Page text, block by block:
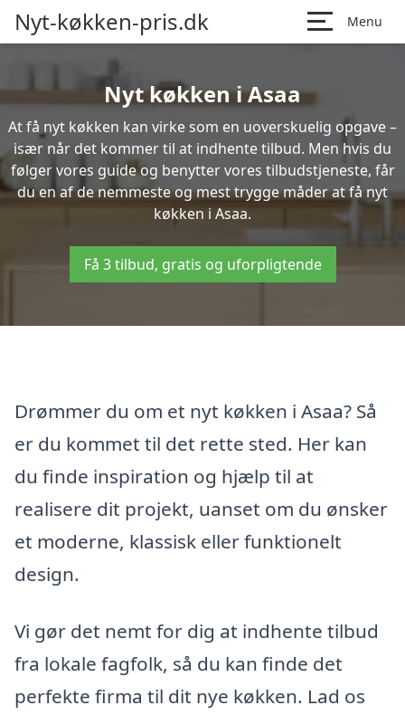
Nyt-køkken-pris.dk Menu
Nyt køkken i Asaa
At få nyt køkken kan virke som en uoverskuelig opgave –
især når det kommer til at indhente tilbud. Men hvis du
følger vores guide og benytter vores tilbudstjeneste, får
du en af de nemmeste og mest trygge måder at få nyt
køkken i Asaa.
Få 3 tilbud, gratis og uforpligtende
Drømmer du om et nyt køkken i Asaa? Så
er du kommet til det rette sted. Her kan
du finde inspiration og hjælp til at
realisere dit projekt, uanset om du ønsker
et moderne, klassisk eller funktionelt
design.
Vi gør det nemt for dig at indhente tilbud
fra lokale fagfolk, så du kan finde det
perfekte firma til dit nye køkken. Lad os